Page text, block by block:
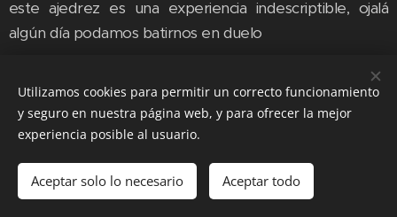
este ajedrez es una experiencia indescriptible, ojalá
algún día podamos batirnos en duelo
El estuche
contiene el
tablero y los
de piezas
de acero
permiten abrirlo
y un asa
extraible hace
su transporte
El diseño de la
tapa es propio
para la misma
parte inferior
del estuche
marquetería
fina. Las casillas
no están
simplemente
que cada una
de ellas es una
Se trata de un
Es necesario
aunque las
Utilizamos cookies para permitir un correcto funcionamiento
y seguro en nuestra página web, y para ofrecer la mejor
experiencia posible al usuario.
Aceptar solo lo necesario Aceptar todo